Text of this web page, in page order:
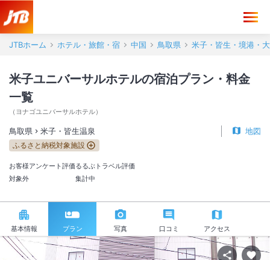
JTBホーム ホテル・旅館・宿 中国 鳥取県 米子・皆生・境港・
米子ユニバーサルホテルの宿泊プラン・料金
一覧
（ ヨナゴユニバーサルホテル）
鳥取県 米子・皆生温泉 地図
ふるさと納税対象施設
お客様アンケート評価
対象外
るるぶトラベル評価
集計中
基本情報 プラン 写真 口コミ アクセス